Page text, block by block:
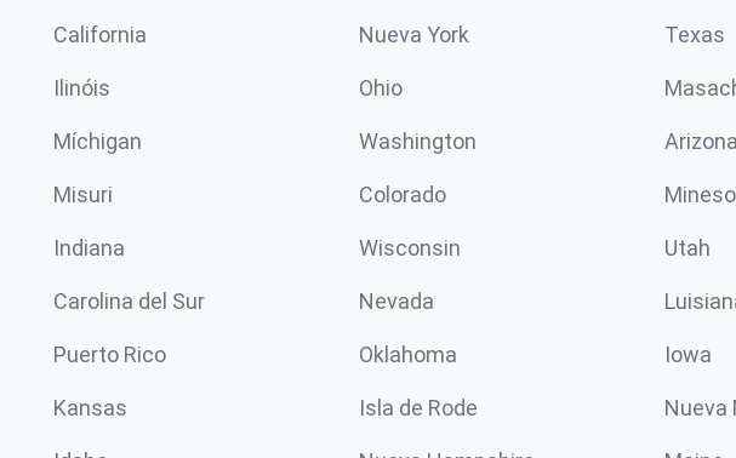
California Nueva York Texas
Ilinóis Ohio
Míchigan Washington Arizona
Misuri Colorado
Indiana Wisconsin Utah
Carolina del Sur Nevada
Puerto Rico Oklahoma Iowa
Kansas Isla de Rode Nueva